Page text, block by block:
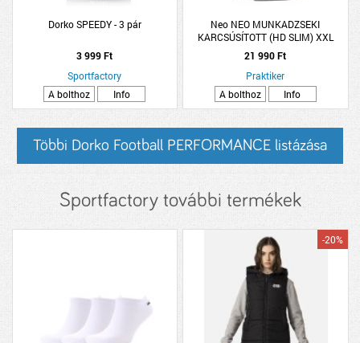
Dorko SPEEDY - 3 pár
3 999 Ft
Sportfactory
A bolthoz
Info
Neo NEO MUNKADZSEKI
KARCSÚSÍTOTT (HD SLIM) XXL
285G/M2
21 990 Ft
Praktiker
A bolthoz
Info
Többi Dorko Football PERFORMANCE listázása
Sportfactory további termékek
-20%